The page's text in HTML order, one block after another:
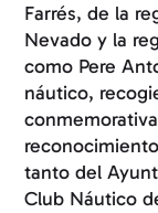
Farrés, de la
Nevado y la
como Pere
náutico,
tanto del
Club Náutico